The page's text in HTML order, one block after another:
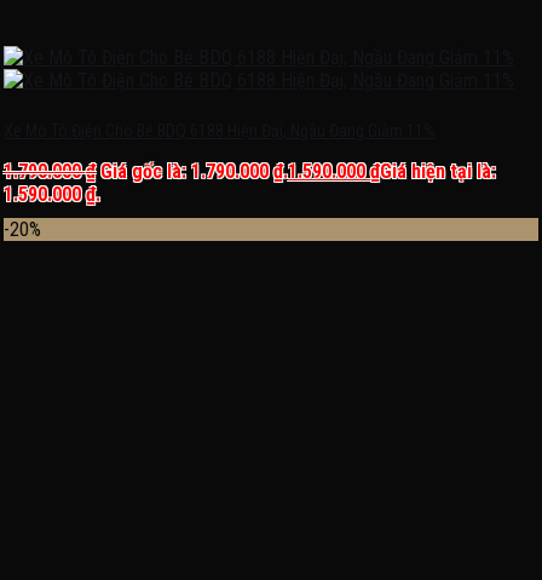
1.790.000₫ Giá gốc là: 1.790.000 ₫.1.590.000₫Giá hiện tại là:
1.590.000 ₫.
-20%